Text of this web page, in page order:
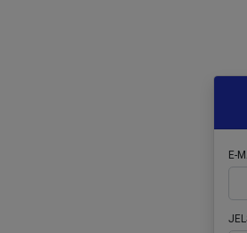
E-